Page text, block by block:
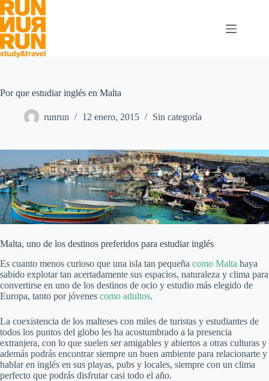
Saltar
al
contenido
Por que estudiar inglés en Malta
runrun 12 enero, 2015 Sin categoría
Malta, uno de los destinos preferidos para estudiar inglés
Es cuanto menos curioso que una isla tan pequeña como Malta haya
sabido explotar tan acertadamente sus espacios, naturaleza y clima para
convertirse en uno de los destinos de ocio y estudio más elegido de
Europa, tanto por jóvenes como adultos.
La coexistencia de los malteses con miles de turistas y estudiantes de
todos los puntos del globo les ha acostumbrado a la presencia
extranjera, con lo que suelen ser amigables y abiertos a otras culturas y
además podrás encontrar siempre un buen ambiente para relacionarte y
hablar en inglés en sus playas, pubs y locales, siempre con un clima
perfecto que podrás disfrutar casi todo el año.